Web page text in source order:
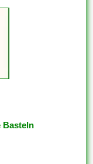
Basteln